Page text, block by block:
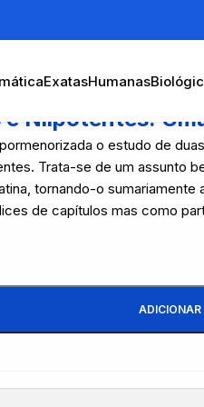
ExatasHumanas
e Nilpotentes:
o estudo de
Trata-se de um assunto
tornando-o
de capítulos mas como